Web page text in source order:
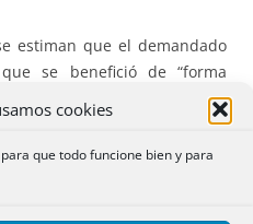
cookies
que todo funcione bien y para
estiman que el demandado
se benefició de “forma
gestión de la actora para
observación del cartel en
electrónicos y teléfonos